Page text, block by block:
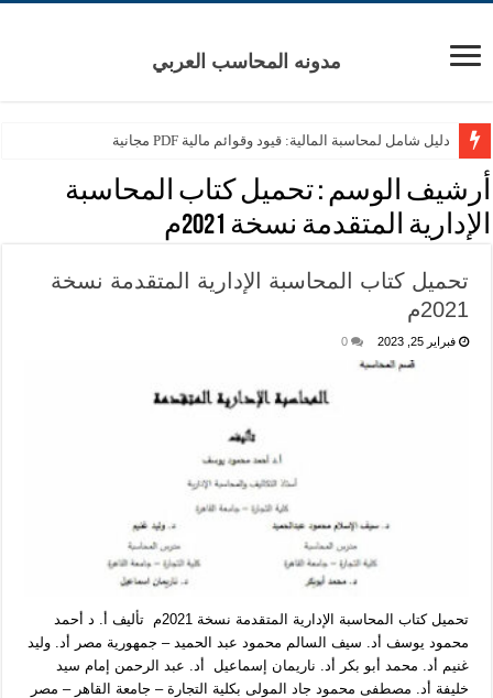
مدونه المحاسب العربي
دليل شامل لمحاسبة المالية: قيود وقوائم مالية PDF مجانية
أرشيف الوسم :تحميل كتاب المحاسبة
الإدارية المتقدمة نسخة 2021م
تحميل كتاب المحاسبة الإدارية المتقدمة نسخة
2021م
فبراير 25, 2023 0
تحميل كتاب المحاسبة الإدارية المتقدمة نسخة 2021م تأليف أ. د أحمد
محمود يوسف أد. سيف السالم محمود عبد الحميد – جمهورية مصر أد. وليد
غنيم أد. محمد أبو بكر أد. ناريمان إسماعيل أد. عبد الرحمن إمام سيد
خليفة أد. مصطفى محمود جاد المولى بكلية التجارة – جامعة القاهر – مصر